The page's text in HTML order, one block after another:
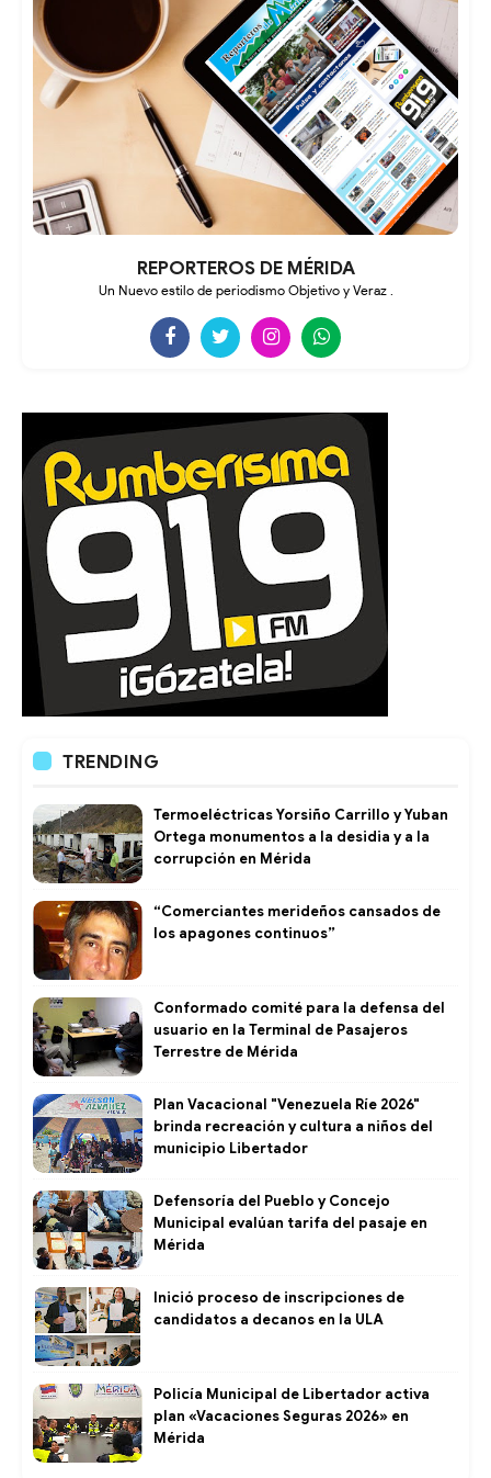
REPORTEROS DE MÉRIDA
Un Nuevo estilo de periodismo Objetivo y Veraz .
TRENDING
Termoeléctricas Yorsiño Carrillo y Yuban
Ortega monumentos a la desidia y a la
corrupción en Mérida
“Comerciantes merideños cansados de
los apagones continuos”
Conformado comité para la defensa del
usuario en la Terminal de Pasajeros
Terrestre de Mérida
Plan Vacacional "Venezuela Ríe 2026"
brinda recreación y cultura a niños del
municipio Libertador
Defensoría del Pueblo y Concejo
Municipal evalúan tarifa del pasaje en
Mérida
Inició proceso de inscripciones de
candidatos a decanos en la ULA
Policía Municipal de Libertador activa
plan «Vacaciones Seguras 2026» en
Mérida